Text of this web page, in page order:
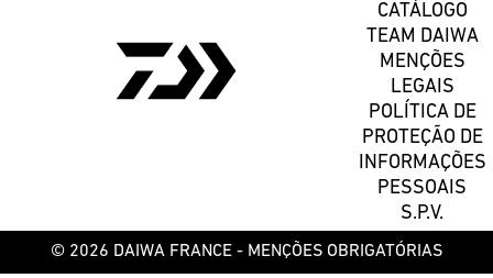
CATÁLOGO
TEAM DAIWA
MENÇÕES
LEGAIS
POLÍTICA DE
PROTEÇÃO DE
INFORMAÇÕES
PESSOAIS
S.P.V.
© 2026 DAIWA FRANCE - MENÇÕES OBRIGATÓRIAS